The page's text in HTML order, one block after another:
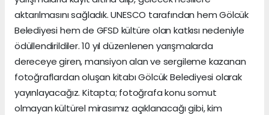
aktarılmasını sağladık. UNESCO tarafından hem Gölcük
Belediyesi hem de GFSD kültüre olan katkısı nedeniyle
ödüllendirildiler. 10 yıl düzenlenen yarışmalarda
dereceye giren, mansiyon alan ve sergileme kazanan
fotoğraflardan oluşan kitabı Gölcük Belediyesi olarak
yayınlayacağız. Kitapta; fotoğrafa konu somut
olmayan kültürel mirasımız açıklanacağı gibi, kim